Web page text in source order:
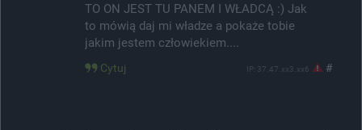
TO ON JEST TU PANEM I WŁADCĄ :) Jak
to mówią daj mi władze a pokaże tobie
jakim jestem człowiekiem....
Cytuj IP: 37.47.xx3.xx6 #